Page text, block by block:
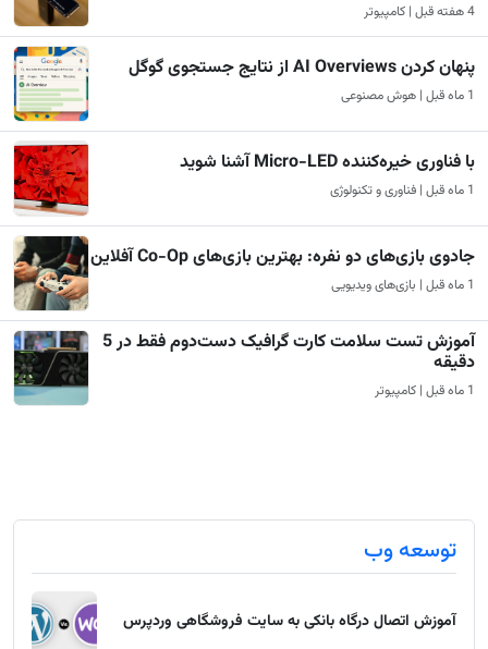
4 هفته قبل | کامپیوتر
پنهان کردن AI Overviews از نتایج جستجوی گوگل
1 ماه قبل | هوش مصنوعی
با فناوری خیره‌کننده Micro-LED آشنا شوید
1 ماه قبل | فناوری و تکنولوژی
جادوی بازی‌های دو نفره: بهترین بازی‌های Co-Op آفلاین
1 ماه قبل | بازی‌های ویدیویی
آموزش تست سلامت کارت گرافیک دست‌دوم فقط در 5
دقیقه
1 ماه قبل | کامپیوتر
توسعه وب
آموزش اتصال درگاه بانکی به سایت فروشگاهی وردپرس